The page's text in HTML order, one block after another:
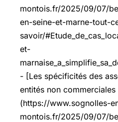
montois.fr/2025/09/07/
en-seine-et-marne-tout-
savoir/
et-
- [Les spécificités des
entités non
(https://www.sognolles-
montois.fr/2025/09/07/